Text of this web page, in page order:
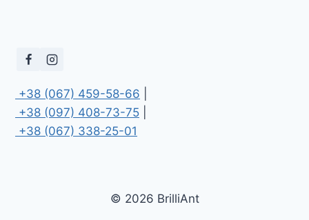
+38 (067) 459-58-66
+38 (097) 408-73-75
+38 (067) 338-25-01
© 2026 BrilliAnt